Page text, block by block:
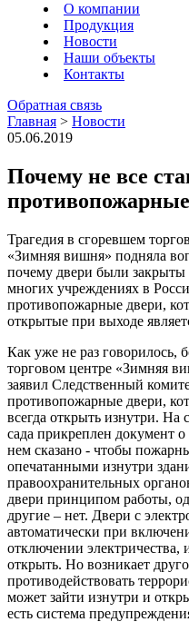
О компании
Продукция
Новости
Наши объекты
Контакты
Обратная связь
Главная > Новости
05.06.2019
Почему не все
Трагедия в сгоревшем
«Зимняя вишня» подняла
почему двери были
многих учреждениях в
противопожарные двери,
открытые при выходе
Как уже не раз говорилось,
торговом центре «Зимняя
заявил Следственный
противопожарные двери,
всегда открыть изнутри.
сада прикреплен документ
нем сказано - чтобы
опечатанными изнутри
правоохранительных
двери принципом работы,
другие – нет. Двери с
автоматически при
отключении
открыть. Но возникает
противодействовать
может зайти изнутри и
есть система